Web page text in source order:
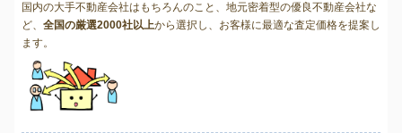
国内の大手不動産会社はもちろんのこと、地元密着型の優良不動産会社な
ど、 全国の厳選2000社以上から選択し、お客様に最適な査定価格を提案し
ます。